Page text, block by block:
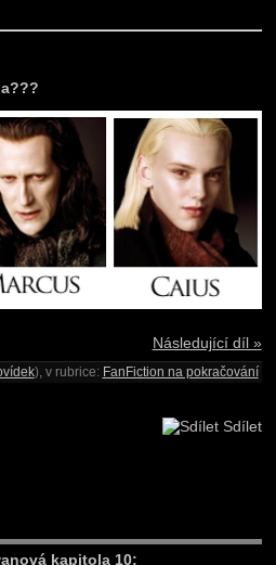
Následující díl »
), v rubrice: FanFiction na pokračování
Sdílet
kapitola 10: